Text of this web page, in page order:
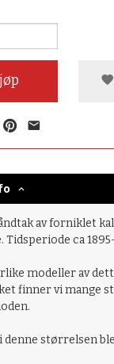
av forniklet
Tidsperiode ca
modeller av
finner vi mange
denne størrelsen